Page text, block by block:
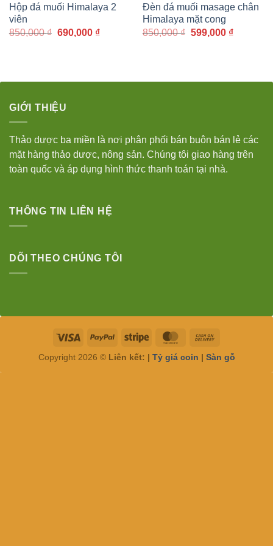
Hộp đá muối Himalaya 2
viên
850,000₫ Giá
690,000 ₫Giá
Đèn đá muối masage chân
Himalaya mặt cong
850,000₫ Giá
599,000 ₫Giá
GIỚI THIỆU
Thảo dược ba miền là nơi phân phối bán buôn bán lẻ các
mặt hàng thảo dược, nông sản. Chúng tôi giao hàng trên
toàn quốc và áp dụng hình thức thanh toán tại nhà.
THÔNG TIN LIÊN HỆ
DÕI THEO CHÚNG TÔI
Visa PayPal Stripe MasterCard
Delivery
Copyright 2026 © Liên kết: | Tỷ giá coin | Sàn gỗ